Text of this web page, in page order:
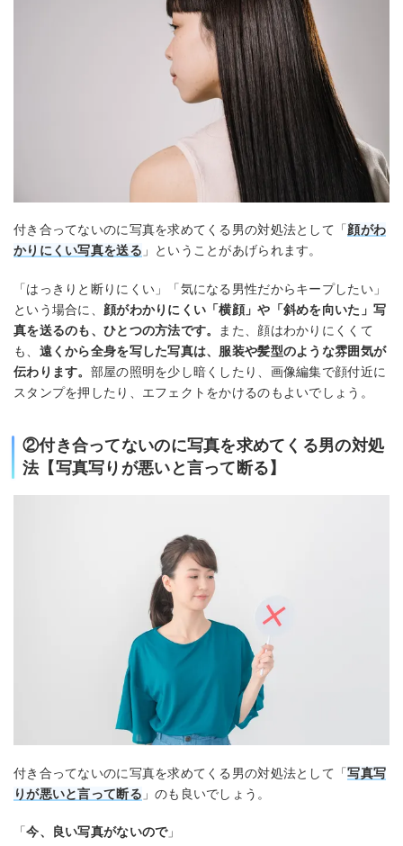
付き合ってないのに写真を求めてくる男の対処法として「顔がわ
かりにくい写真を送る 」ということがあげられます。
「はっきりと断りにくい」「気になる男性だからキープしたい」
という場合に、 顔がわかりにくい「横顔」や「斜めを向いた」写
真を送るのも、ひとつの方法です。
また、顔はわかりにくくて
も、 遠くから全身を写した写真は、服装や髪型のような雰囲気が
伝わります。 部屋の照明を少し暗くしたり、画像編集で顔付近に
スタンプを押したり、エフェクトをかけるのもよいでしょう。
②付き合ってないのに写真を求めてくる男の対処
法【写真写りが悪いと言って断る】
付き合ってないのに写真を求めてくる男の対処法として「写真写
りが悪いと言って断る 」のも良いでしょう。
「今、良い写真がないので」